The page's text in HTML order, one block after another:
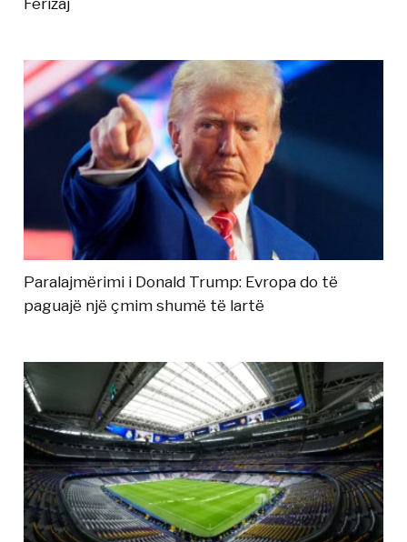
Paralajmërimi i Donald Trump: Evropa do të
paguajë një çmim shumë të lartë